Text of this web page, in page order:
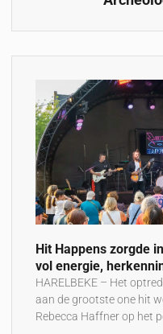
Hit Happens zorgde
vol energie,
HARELBEKE – Het
aan de grootste one hit
Rebecca Haffner op het